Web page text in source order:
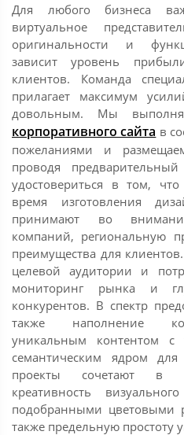
Для любого бизнеса
виртуальное
оригинальности и
зависит уровень
клиентов. Команда
прилагает максимум
довольным. Мы
корпоративного сайта в
пожеланиями и
проводя
удостовериться в том,
время изготовления
принимают во
компаний, региональную
преимущества для
целевой аудитории и
мониторинг рынка и
конкурентов. В спектр
также наполнение
уникальным контентом с
семантическим ядром
проекты сочетают в
креативность
подобранными цветовыми
также предельную простоту